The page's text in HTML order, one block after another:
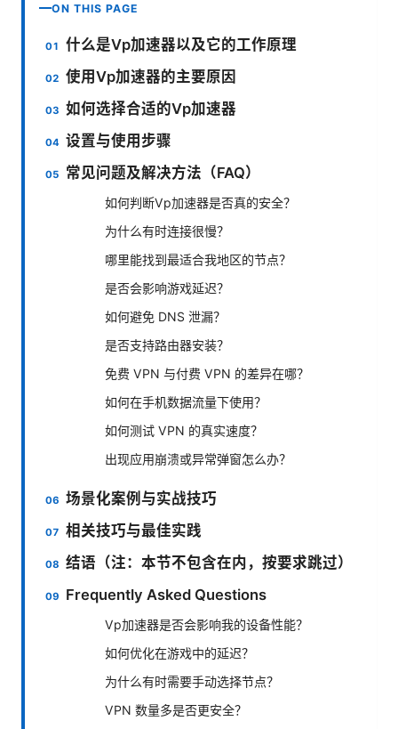
ON THIS PAGE
什么是Vp加速器以及它的工作原理
使用Vp加速器的主要原因
如何选择合适的Vp加速器
设置与使用步骤
常见问题及解决方法（FAQ）
如何判断Vp加速器是否真的安全？
为什么有时连接很慢？
哪里能找到最适合我地区的节点？
是否会影响游戏延迟？
如何避免 DNS 泄漏？
是否支持路由器安装？
免费 VPN 与付费 VPN 的差异在哪？
如何在手机数据流量下使用？
如何测试 VPN 的真实速度？
出现应用崩溃或异常弹窗怎么办？
场景化案例与实战技巧
相关技巧与最佳实践
结语（注：本节不包含在内，按要求跳过）
Frequently Asked Questions
Vp加速器是否会影响我的设备性能？
如何优化在游戏中的延迟？
为什么有时需要手动选择节点？
VPN 数量多是否更安全？